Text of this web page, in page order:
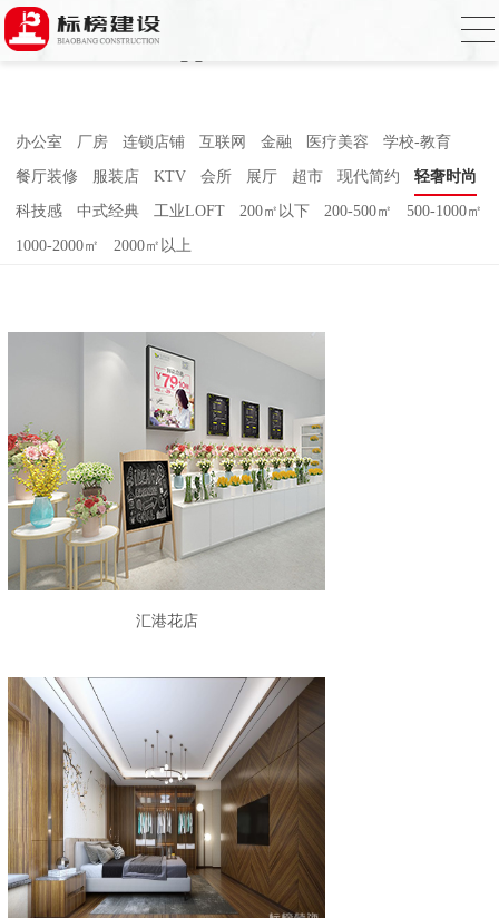
哈密瓜视频,哈密瓜视频app,哈密瓜视频下
载,哈密瓜视频app下载安装
办公室 厂房 连锁店铺 互联网 金融 医疗美容 学校-教育
餐厅装修 服装店 KTV 会所 展厅 超市 现代简约 轻奢时尚
科技感 中式经典 工业LOFT 200㎡以下 200-500㎡ 500-1000㎡
1000-2000㎡ 2000㎡以上
汇港花店